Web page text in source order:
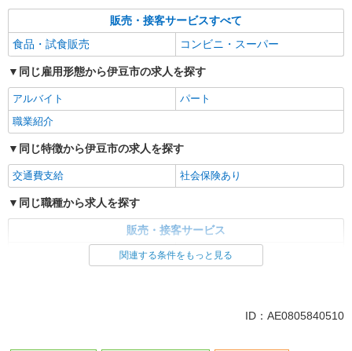
販売・接客サービスすべて
食品・試食販売
コンビニ・スーパー
同じ雇用形態から伊豆市の求人を探す
アルバイト
パート
職業紹介
同じ特徴から伊豆市の求人を探す
交通費支給 社会保険あり
同じ職種から求人を探す
販売・接客サービス
コンビニ・スーパー
関連する条件をもっと見る
ID：AE0805840510